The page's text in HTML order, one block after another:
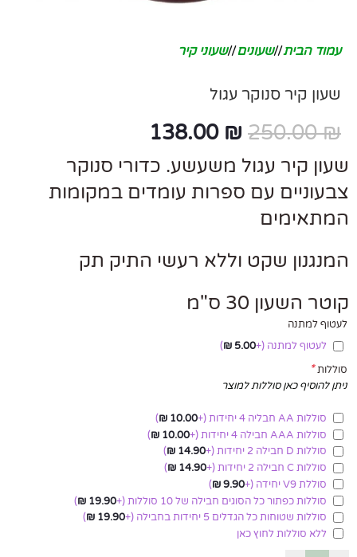
עמוד הבית/ שעונים/ שעוני קיר
שעון קיר סנוקר עגול
250.00₪
138.00 ₪
שעון קיר עגול משעשע. כדורי סנוקר
צבעוניים עם ספרות עומדים במקומות
המתאימים
המנגנון שקט וללא רעשי התיק תק
קוטר השעון 30 ס"מ
לעטוף למתנה
לעטוף למתנה (+
5.00
₪
)
סוללות*
ניתן להוסיף כאן סוללות למוצר
סוללות AA חבליה 4 יחידות (+
10.00
₪
)
סוללות AAA חבילה 4 יחידות
(+
10.00
₪
)
סוללות D חבילה 2 יחידות
(+
14.90
₪
)
סוללות C חבילה 2 יחידות
(+
14.90
₪
)
סוללת V9 יחידה
(+
9.90
₪
)
סוללות כפתור כל הסוגים חבילה של 10 סוללות
(+
19.90
₪
)
סוללות שטוחות כל הגדלים 5 יחידות בחבילה
(+
19.90
₪
)
ללא סוללות לחוץ כאן